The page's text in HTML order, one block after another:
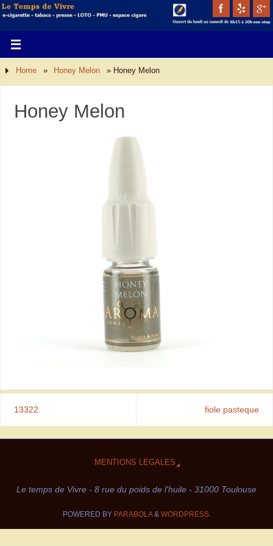
Home » Honey Melon » Honey Melon
Honey Melon
13322 fiole pasteque
MENTIONS LEGALES
Le temps de Vivre - 8 rue du poids de l'huile - 31000 Toulouse
POWERED BY PARABOLA& WORDPRESS.